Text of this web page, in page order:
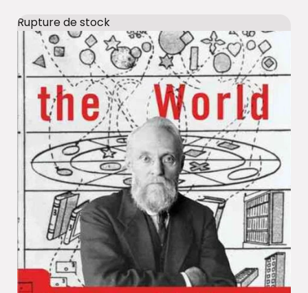
Rupture de stock